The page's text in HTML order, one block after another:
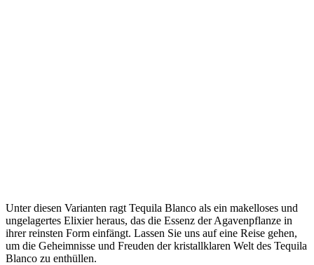
Unter diesen Varianten ragt Tequila Blanco als ein makelloses und
ungelagertes Elixier heraus, das die Essenz der Agavenpflanze in
ihrer reinsten Form einfängt. Lassen Sie uns auf eine Reise gehen,
um die Geheimnisse und Freuden der kristallklaren Welt des Tequila
Blanco zu enthüllen.